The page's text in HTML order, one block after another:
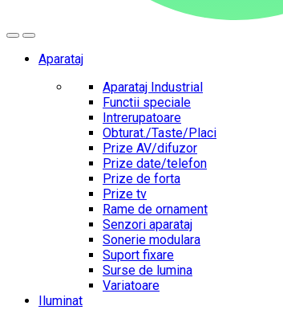
Aparataj
Aparataj Industrial
Functii speciale
Intrerupatoare
Obturat./Taste/Placi
Prize AV/difuzor
Prize date/telefon
Prize de forta
Prize tv
Rame de ornament
Senzori aparataj
Sonerie modulara
Suport fixare
Surse de lumina
Variatoare
Iluminat